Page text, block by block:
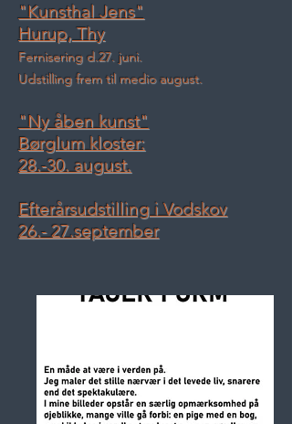
"Kunsthal Jens"
Hurup, Thy
Fernisering d.27. juni.
Udstilling frem til medio august.
"Ny åben kunst"
Børglum kloster:
28.-30. august.
Efterårsudstilling i Vodskov
26.- 27.september